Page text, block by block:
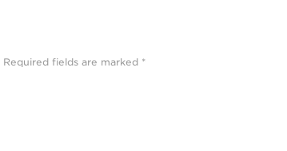
Required fields are marked *